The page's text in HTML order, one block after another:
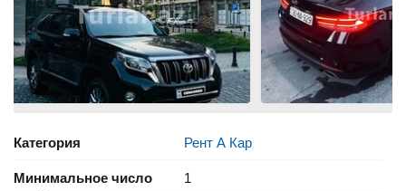
Категория Рент А Кар
Минимальное число
1